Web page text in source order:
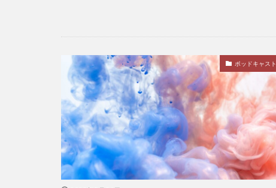
ポッドキャスト